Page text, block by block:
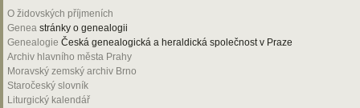
O židovských příjmeních
Genea stránky o genealogii
Genealogie Česká genealogická a heraldická společnost v Praze
Archiv hlavního města Prahy
Moravský zemský archiv Brno
Staročeský slovník
Liturgický kalendář